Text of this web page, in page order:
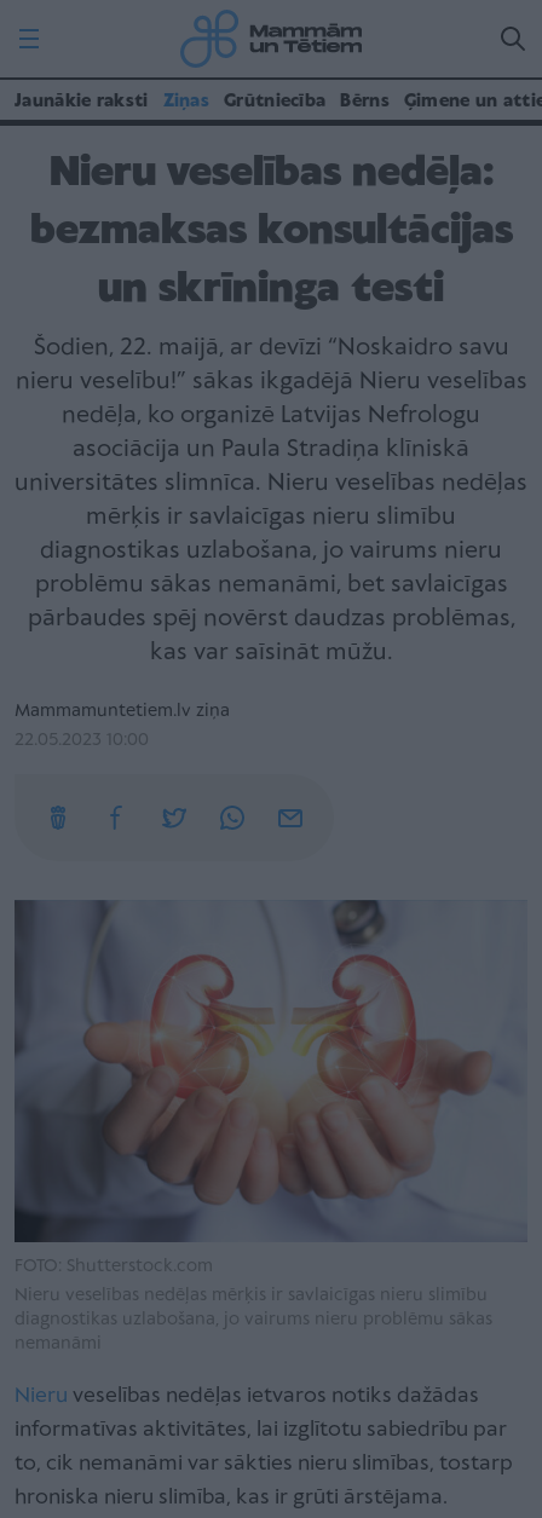
Jaunākie raksti Ziņas Grūtniecība Bērns Ģimene un
Nieru veselības nedēļa:
bezmaksas konsultācijas
un skrīninga testi
Šodien, 22. maijā, ar devīzi “Noskaidro savu
nieru veselību!” sākas ikgadējā Nieru veselības
nedēļa, ko organizē Latvijas Nefrologu
asociācija un Paula Stradiņa klīniskā
universitātes slimnīca. Nieru veselības nedēļas
mērķis ir savlaicīgas nieru slimību
diagnostikas uzlabošana, jo vairums nieru
problēmu sākas nemanāmi, bet savlaicīgas
pārbaudes spēj novērst daudzas problēmas,
kas var saīsināt mūžu.
Mammamuntetiem.lv ziņa
22.05.2023 10:00
FOTO: Shutterstock.com
Nieru veselības nedēļas mērķis ir savlaicīgas nieru slimību
diagnostikas uzlabošana, jo vairums nieru problēmu sākas
nemanāmi
Nieru veselības nedēļas ietvaros notiks dažādas
informatīvas aktivitātes, lai izglītotu sabiedrību par
to, cik nemanāmi var sākties nieru slimības, tostarp
hroniska nieru slimība, kas ir grūti ārstējama.